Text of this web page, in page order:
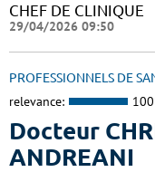
CHEF DE CLINIQUE
29/04/2026 09:50
PROFESSIONNELS DE
relevance:
Docteur
ANDREANI